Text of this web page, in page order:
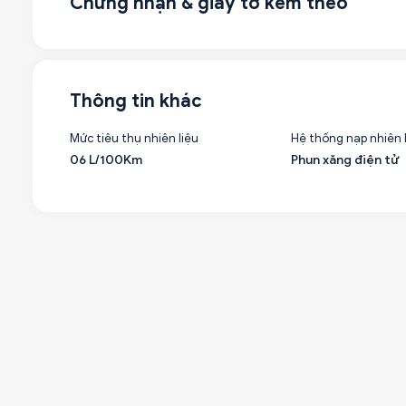
Thông tin khác
Mức tiêu thụ nhiên liệu
06 L/100Km
Hệ thống nạp nhiên
Phun xăng điện tử